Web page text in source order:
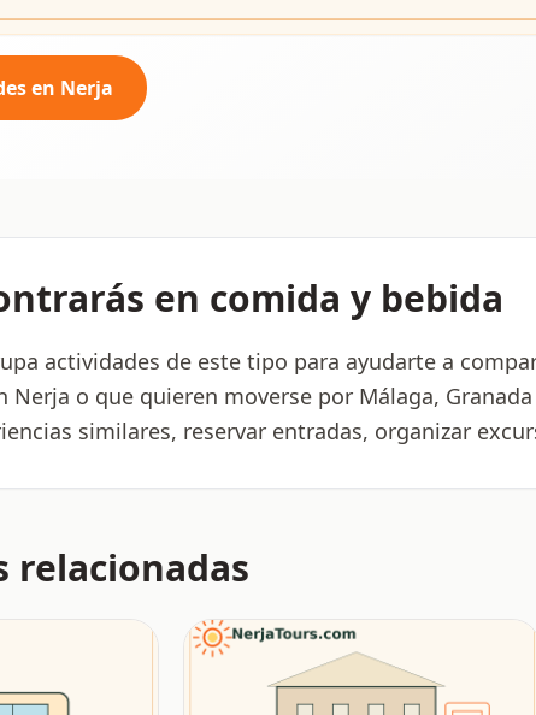
en Nerja
en comida y bebida
actividades de este tipo para ayudarte a
Nerja o que quieren moverse por Málaga,
similares, reservar entradas, organizar
relacionadas